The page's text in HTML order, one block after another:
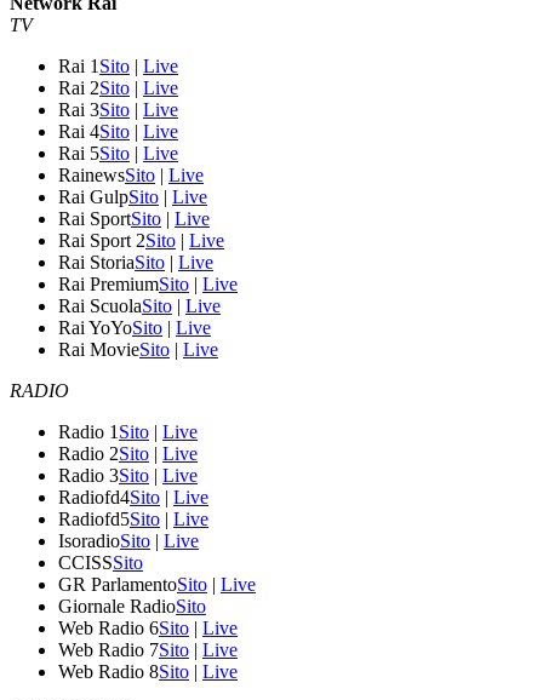
TV
Rai 1 Sito | Live
Rai 2Sito | Live
Rai 3Sito | Live
Rai 4Sito | Live
Rai 5Sito | Live
RainewsSito | Live
Rai GulpSito | Live
Rai SportSito | Live
Rai Sport 2Sito | Live
Rai StoriaSito | Live
Rai PremiumSito | Live
Rai ScuolaSito | Live
Rai YoYoSito | Live
Rai MovieSito | Live
RADIO
Radio 1 Sito | Live
Radio 2Sito | Live
Radio 3Sito | Live
Radiofd4Sito | Live
Radiofd5Sito | Live
IsoradioSito | Live
CCISSSito
GR ParlamentoSito | Live
Giornale RadioSito
Web Radio 6Sito | Live
Web Radio 7Sito | Live
Web Radio 8Sito | Live